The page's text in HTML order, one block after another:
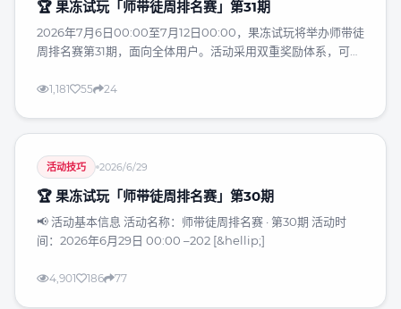
🏆 果冻试玩「师带徒周排名赛」第31期
2026年7月6日00:00至7月12日00:00，果冻试玩将举办师带徒
周排名赛第31期，面向全体用户。活动采用双重奖励体系，可叠
达标徒弟数排名。有效任务需在活动期间完成、独立计算且通过
刺排名。活动禁止刷量、作弊等行为，数据以果冻后台统计为
准，奖励下周一至周三通过企业支付宝打款。建
1,181 55 24
活动技巧 2026/6/29
🏆 果冻试玩「师带徒周排名赛」第30期
📢 活动基本信息 活动名称：师带徒周排名赛 · 第30期 活动时
间：2026年6月29日 00:00 –202 [&hellip;]
4,901 186 77